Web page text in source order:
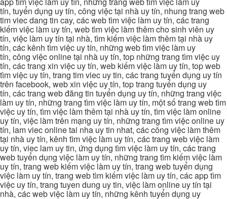
tín, tuyển dụng uy tín, công việc tại nhà uy tín, nhung trang web
tim viec dang tin cay, các web tìm việc làm uy tín, các trang
kiếm việc làm uy tín, web tìm việc làm thêm cho sinh viên uy
tín, việc làm uy tín tại nhà, tìm kiếm việc làm thêm tại nhà uy
tín, các kênh tìm việc uy tín, những web tìm việc làm uy
tín, công việc online tại nhà uy tín, top những trang tìm việc uy
tín, các trang xin việc uy tín, web kiếm việc làm uy tín, top web
tìm việc uy tín, trang tim viec uy tin, các trang tuyển dụng uy tín
trên facebook, web xin việc uy tín, top trang tuyển dụng uy
tín, các trang web đăng tin tuyển dụng uy tín, những trang việc
làm uy tín, những trang tìm việc làm uy tín, một số trang web tìm
việc uy tín, tìm việc làm thêm tại nhà uy tín, tìm việc làm online
uy tín, việc làm trên mạng uy tín, những trang tìm việc online uy
tín, lam viec online tai nha uy tin nhat, các công việc làm thêm
tại nhà uy tín, kênh tìm việc làm uy tín, các trang web việc làm
uy tín, viec lam uy tin, ứng dụng tìm việc làm uy tín, các trang
web tuyển dụng việc làm uy tín, những trang tìm kiếm việc làm
uy tín, trang web kiếm việc làm uy tín, trang web tuyển dụng
việc làm uy tín, trang web tìm kiếm việc làm uy tín, các app tìm
việc uy tín, trang tuyen dung uy tin, việc làm online uy tín tại
nhà, các web việc làm uy tín, những kênh tuyển dụng uy